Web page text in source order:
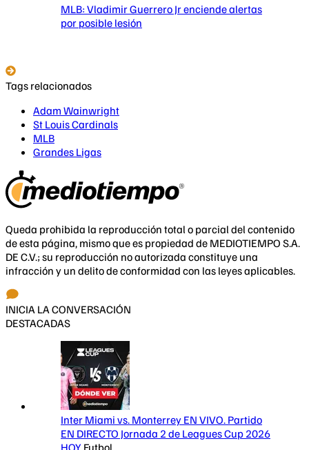
MLB: Vladimir Guerrero Jr enciende alertas
por posible lesión
Tags relacionados
Adam Wainwright
St Louis Cardinals
MLB
Grandes Ligas
Queda prohibida la reproducción total o parcial del contenido
de esta página, mismo que es propiedad de MEDIOTIEMPO S.A.
DE C.V.; su reproducción no autorizada constituye una
infracción y un delito de conformidad con las leyes aplicables.
INICIA LA CONVERSACIÓN
DESTACADAS
Inter Miami vs. Monterrey EN VIVO. Partido
EN DIRECTO Jornada 2 de Leagues Cup 2026
HOY Futbol